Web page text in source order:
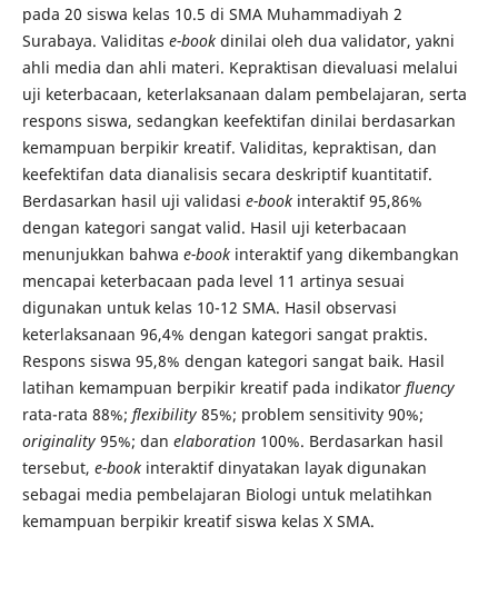
pada 20 siswa kelas 10.5 di SMA Muhammadiyah 2
Surabaya. Validitas e-bookdinilai oleh dua validator, yakni
ahli media dan ahli materi. Kepraktisan dievaluasi melalui
uji keterbacaan, keterlaksanaan dalam pembelajaran, serta
respons siswa, sedangkan keefektifan dinilai berdasarkan
kemampuan berpikir kreatif. Validitas, kepraktisan, dan
keefektifan data dianalisis secara deskriptif kuantitatif.
Berdasarkan hasil uji validasi e-bookinteraktif 95,86%
dengan kategori sangat valid. Hasil uji keterbacaan
menunjukkan bahwa e-bookinteraktif yang dikembangkan
mencapai keterbacaan pada level 11 artinya sesuai
digunakan untuk kelas 10-12 SMA. Hasil observasi
keterlaksanaan 96,4% dengan kategori sangat praktis.
Respons siswa 95,8% dengan kategori sangat baik. Hasil
latihan kemampuan berpikir kreatif pada indikator fluency
rata-rata 88%; flexibility85%; problem sensitivity 90%;
originality95%; dan elaboration100%. Berdasarkan hasil
tersebut, e-bookinteraktif dinyatakan layak digunakan
sebagai media pembelajaran Biologi untuk melatihkan
kemampuan berpikir kreatif siswa kelas X SMA.